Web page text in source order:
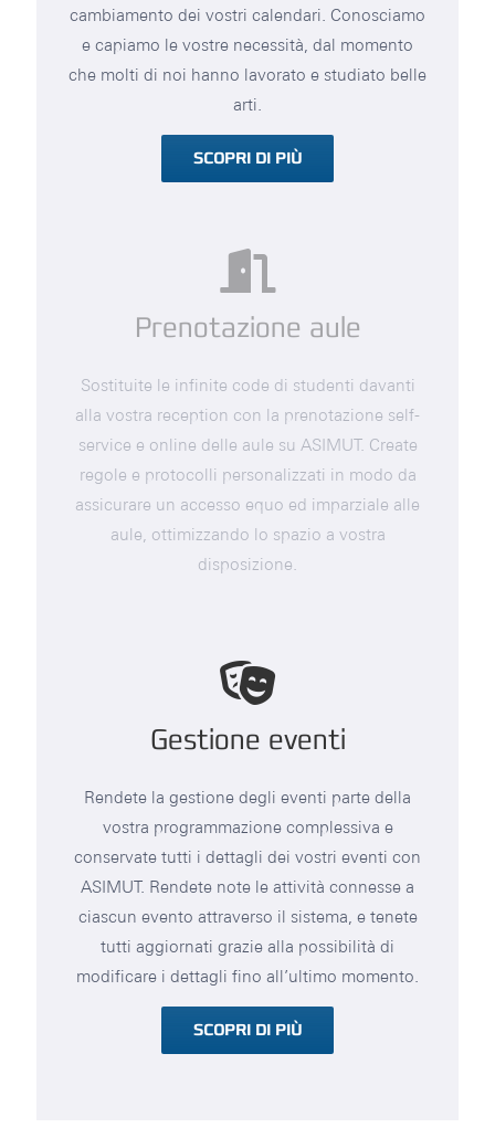
cambiamento dei vostri calendari. Conosciamo
e capiamo le vostre necessità, dal momento
che molti di noi hanno lavorato e studiato belle
arti.
SCOPRI DI PIÙ
Prenotazione aule
Sostituite le infinite code di studenti davanti
alla vostra reception con la prenotazione self-
service e online delle aule su ASIMUT. Create
regole e protocolli personalizzati in modo da
assicurare un accesso equo ed imparziale alle
aule, ottimizzando lo spazio a vostra
disposizione.
Gestione eventi
Rendete la gestione degli eventi parte della
vostra programmazione complessiva e
conservate tutti i dettagli dei vostri eventi con
ASIMUT. Rendete note le attività connesse a
ciascun evento attraverso il sistema, e tenete
tutti aggiornati grazie alla possibilità di
modificare i dettagli fino all’ultimo momento.
SCOPRI DI PIÙ